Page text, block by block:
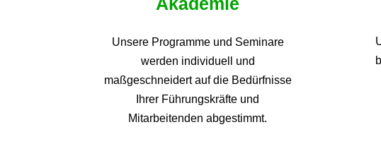
Unsere Programme und Seminare
werden individuell und
maßgeschneidert auf die Bedürfnisse
Ihrer Führungskräfte und
Mitarbeitenden abgestimmt.